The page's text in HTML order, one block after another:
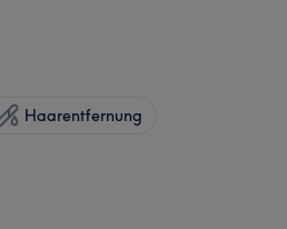
Haarentfernung